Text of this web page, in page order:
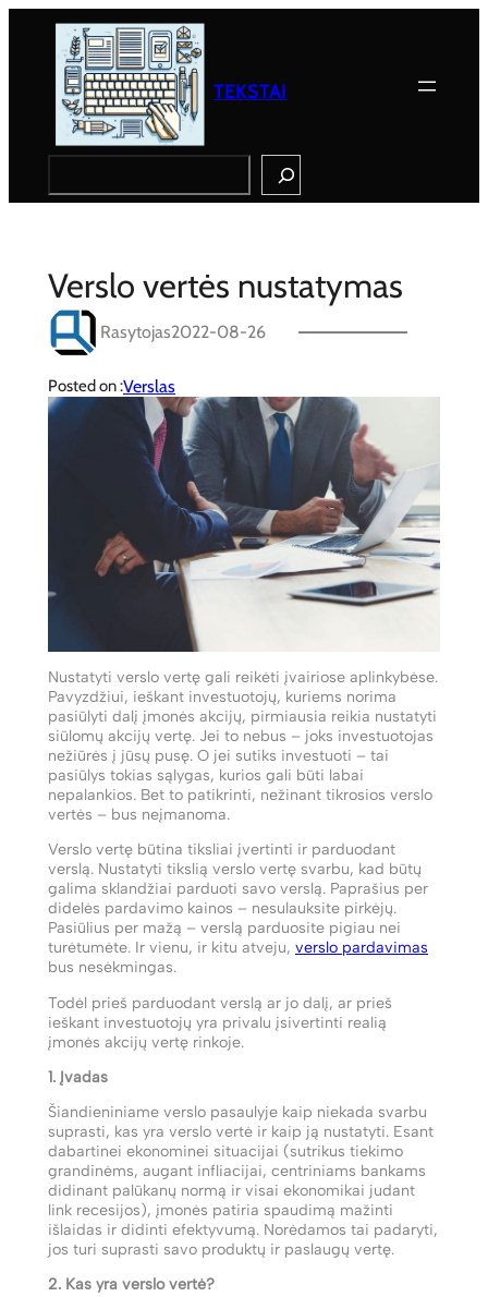
TEKSTAI
Verslo vertės nustatymas
Rasytojas2022-08-26
Posted on :Verslas
Nustatyti verslo vertę gali reikėti įvairiose aplinkybėse.
Pavyzdžiui, ieškant investuotojų, kuriems norima
pasiūlyti dalį įmonės akcijų, pirmiausia reikia nustatyti
siūlomų akcijų vertę. Jei to nebus – joks investuotojas
nežiūrės į jūsų pusę. O jei sutiks investuoti – tai
pasiūlys tokias sąlygas, kurios gali būti labai
nepalankios. Bet to patikrinti, nežinant tikrosios verslo
vertės – bus neįmanoma.
Verslo vertę būtina tiksliai įvertinti ir parduodant
verslą. Nustatyti tikslią verslo vertę svarbu, kad būtų
galima sklandžiai parduoti savo verslą. Paprašius per
didelės pardavimo kainos – nesulauksite pirkėjų.
Pasiūlius per mažą – verslą parduosite pigiau nei
turėtumėte. Ir vienu, ir kitu atveju, verslo pardavimas
bus nesėkmingas.
Todėl prieš parduodant verslą ar jo dalį, ar prieš
ieškant investuotojų yra privalu įsivertinti realią
įmonės akcijų vertę rinkoje.
1. Įvadas
Šiandieniniame verslo pasaulyje kaip niekada svarbu
suprasti, kas yra verslo vertė ir kaip ją nustatyti. Esant
dabartinei ekonominei situacijai (sutrikus tiekimo
grandinėms, augant infliacijai, centriniams bankams
didinant palūkanų normą ir visai ekonomikai judant
link recesijos), įmonės patiria spaudimą mažinti
išlaidas ir didinti efektyvumą. Norėdamos tai padaryti,
jos turi suprasti savo produktų ir paslaugų vertę.
2. Kas yra verslo vertė?